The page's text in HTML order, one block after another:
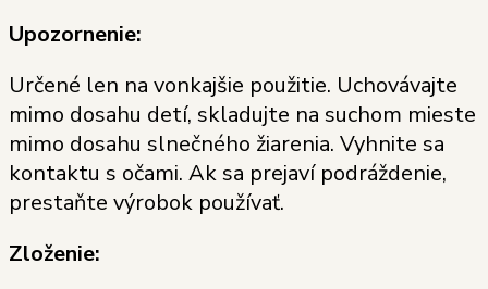
Upozornenie:
Určené len na vonkajšie použitie. Uchovávajte
mimo dosahu detí, skladujte na suchom mieste
mimo dosahu slnečného žiarenia. Vyhnite sa
kontaktu s očami. Ak sa prejaví podráždenie,
prestaňte výrobok používať.
Zloženie: